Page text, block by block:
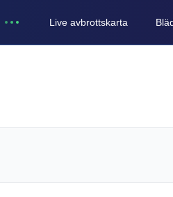
Live avbrottskarta